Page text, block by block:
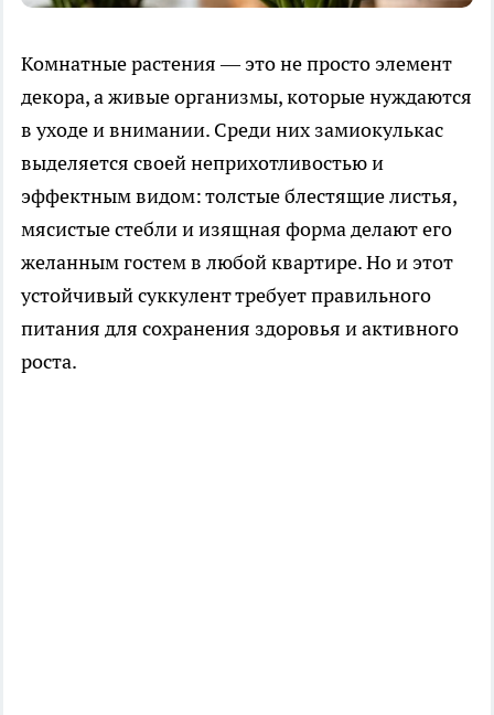
Комнатные растения — это не просто элемент
декора, а живые организмы, которые нуждаются
в уходе и внимании. Среди них замиокулькас
выделяется своей неприхотливостью и
эффектным видом: толстые блестящие листья,
мясистые стебли и изящная форма делают его
желанным гостем в любой квартире. Но и этот
устойчивый суккулент требует правильного
питания для сохранения здоровья и активного
роста.